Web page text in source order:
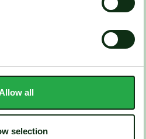
all
selection
design voegen onze
voordelen.